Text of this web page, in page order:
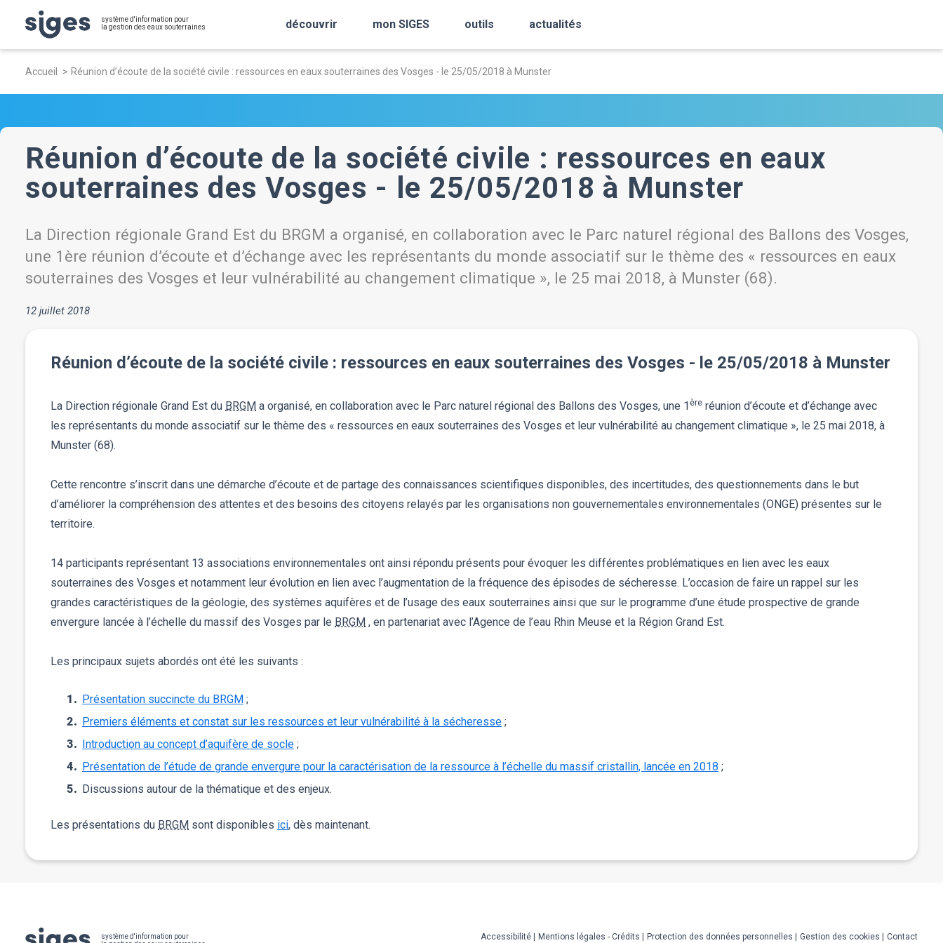
système d'information pour
la gestion des eaux souterraines
découvrir mon SIGES outils actualités
d'Ariane
Accueil Réunion d’écoute de la société civile : ressources en eaux souterraines des Vosges - le 25/05/2018 à Munster
Réunion d’écoute de la société civile : ressources en eaux
souterraines des Vosges - le 25/05/2018 à Munster
La Direction régionale Grand Est du BRGM a organisé, en collaboration avec le Parc naturel régional des Ballons des Vosges,
une 1ère réunion d’écoute et d’échange avec les représentants du monde associatif sur le thème des « ressources en eaux
souterraines des Vosges et leur vulnérabilité au changement climatique », le 25 mai 2018, à Munster (68).
12 juillet 2018
Réunion d’écoute de la société civile : ressources en eaux souterraines des Vosges - le 25/05/2018 à Munster
La Direction régionale Grand Est du BRGM a organisé, en collaboration avec le Parc naturel régional des Ballons des Vosges, une 1 ère réunion d’écoute et d’échange avec
les représentants du monde associatif sur le thème des « ressources en eaux souterraines des Vosges et leur vulnérabilité au changement climatique », le 25 mai 2018, à
Munster (68).
Cette rencontre s’inscrit dans une démarche d’écoute et de partage des connaissances scientifiques disponibles, des incertitudes, des questionnements dans le but
d’améliorer la compréhension des attentes et des besoins des citoyens relayés par les organisations non gouvernementales environnementales (ONGE) présentes sur le
territoire.
14 participants représentant 13 associations environnementales ont ainsi répondu présents pour évoquer les différentes problématiques en lien avec les eaux
souterraines des Vosges et notamment leur évolution en lien avec l’augmentation de la fréquence des épisodes de sécheresse. L’occasion de faire un rappel sur les
grandes caractéristiques de la géologie, des systèmes aquifères et de l’usage des eaux souterraines ainsi que sur le programme d’une étude prospective de grande
envergure lancée à l’échelle du massif des Vosges par le BRGM , en partenariat avec l’Agence de l’eau Rhin Meuse et la Région Grand Est.
Les principaux sujets abordés ont été les suivants :
Présentation succincte du BRGM ;
Premiers éléments et constat sur les ressources et leur vulnérabilité à la sécheresse ;
Introduction au concept d’aquifère de socle ;
Présentation de l’étude de grande envergure pour la caractérisation de la ressource à l’échelle du massif cristallin, lancée en 2018 ;
Discussions autour de la thématique et des enjeux.
Les présentations du BRGM sont disponibles ici, dès maintenant.
système d'information pour
Accessibilité Mentions légales - Crédits Protection des données personnelles Gestion des cookies Contact
Panneau de gestion des cookies